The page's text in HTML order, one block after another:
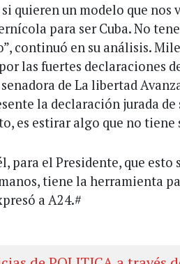
quieren un modelo que nos
para ser Cuba. No
continuó en su análisis.
las fuertes declaraciones
de La libertad
la declaración jurada de
es estirar algo que no tiene
para el Presidente, que esto
tiene la herramienta
a A24.#